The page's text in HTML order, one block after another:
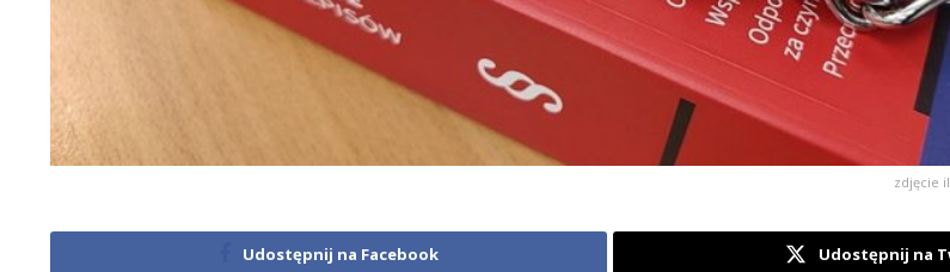
zdjęcie
Udostępnij na Facebook Udostępnij na